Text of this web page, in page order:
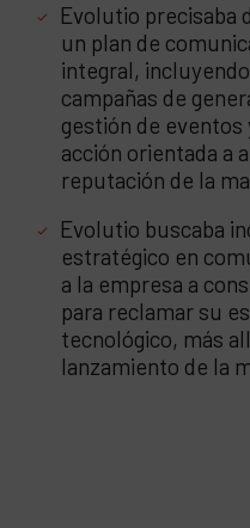
Evolutio precisaba
un plan de
integral,
campañas de
gestión de
acción orientada a
reputación de la
Evolutio buscaba
estratégico en
a la empresa a
para reclamar su
tecnológico, más
lanzamiento de la